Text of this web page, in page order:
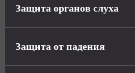
Защита органов слуха
Защита от падения